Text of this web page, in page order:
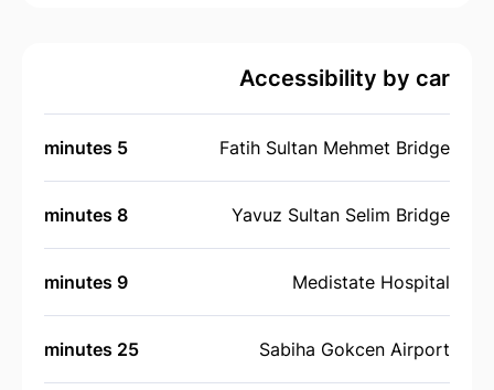
Accessibility by car
Fatih Sultan Mehmet Bridge
5 minutes
Yavuz Sultan Selim Bridge
8 minutes
Medistate Hospital
9 minutes
Sabiha Gokcen Airport
25 minutes